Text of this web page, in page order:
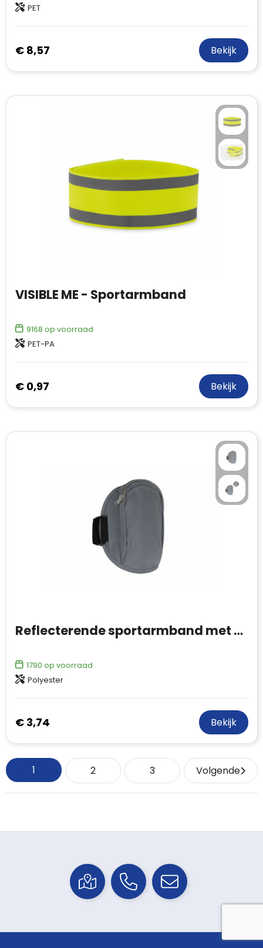
PET
€ 8,57 Bekijk
VISIBLE ME - Sportarmband
9168 op voorraad
PET-PA
€ 0,97 Bekijk
Reflecterende sportarmband met opbergvak
1790 op voorraad
Polyester
€ 3,74 Bekijk
1 2 3 Volgende